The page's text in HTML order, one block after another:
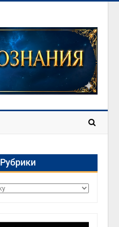
Рубрики